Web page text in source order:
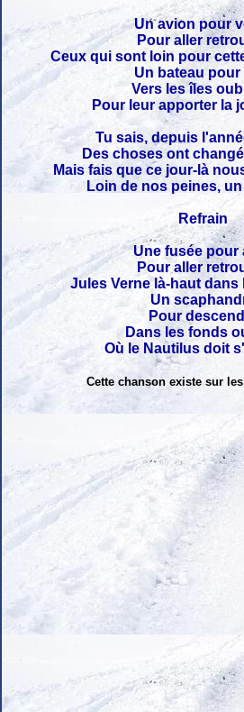
Un avion pour
Pour aller
Ceux qui sont loin pour
Un bateau pour
Vers les îles
Pour leur apporter la
Tu sais, depuis
Des choses ont
Mais fais que ce jour-là
Loin de nos peines,
Refrain
Une fusée pour
Pour aller
Jules Verne là-haut dans
Un
Pour
Dans les fonds
Où le Nautilus doit
Cette chanson existe sur